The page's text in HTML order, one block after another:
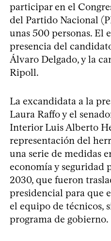
participar en el
del Partido Nacional
unas 500 personas. El
presencia del
Álvaro Delgado, y la
Ripoll.
La excandidata a la
Laura Raffo y el
Interior Luis Alberto
representación del
una serie de medidas
economía y seguridad
2030, que fueron
presidencial para que
el equipo de técnicos,
programa de gobierno.